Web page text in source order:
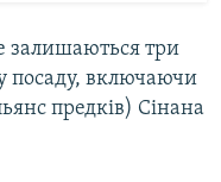
залишаються три
посаду, включаючи
предків) Сінана